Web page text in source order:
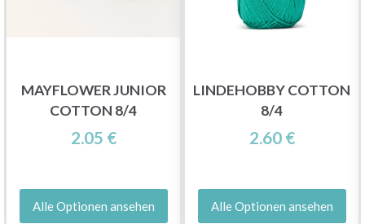
MAYFLOWER JUNIOR
COTTON 8/4
2.05 €
Alle Optionen ansehen
LINDEHOBBY COTTON
8/4
2.60 €
Alle Optionen ansehen
inspirierenden Strickmustern und speziellen